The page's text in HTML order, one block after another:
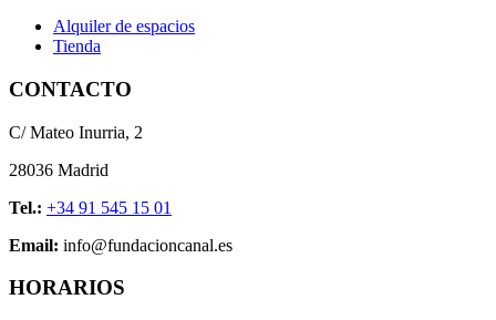
Alquiler de espacios
Tienda
CONTACTO
C/ Mateo Inurria, 2
28036 Madrid
Tel.: +34 91 545 15 01
Email: info@fundacioncanal.es
HORARIOS